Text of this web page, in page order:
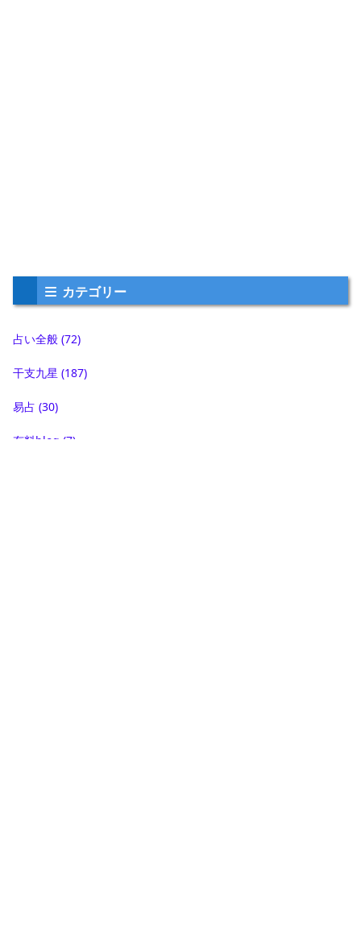
カテゴリー
占い全般 (72)
干支九星 (187)
易占 (30)
有料blog (7)